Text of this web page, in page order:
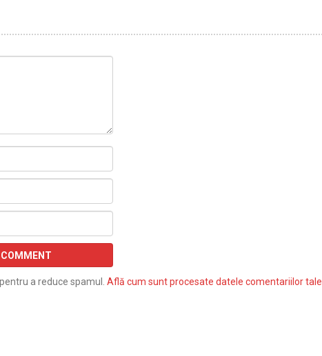
a reduce spamul. Află cum sunt procesate datele comentariilor tale